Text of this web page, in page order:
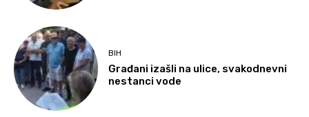
BIH
Građani izašli na ulice, svakodnevni
nestanci vode